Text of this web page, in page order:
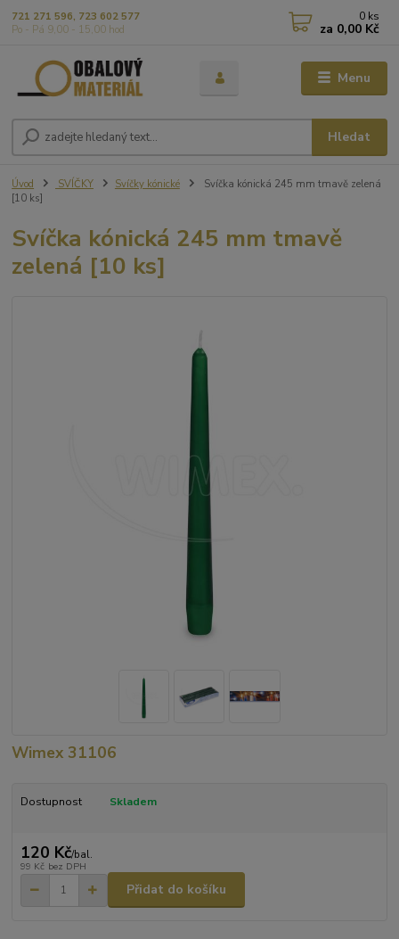
Menu
Hledat
721 271 596, 723 602 577
Po - Pá 9,00 - 15,00 hod
0 ks
za 0,00 Kč
Úvod SVÍČKY Svíčky kónické
Svíčka kónická 245 mm tmavě zelená
[10 ks]
Svíčka kónická 245 mm tmavě
zelená [10 ks]
Wimex 31106
Dostupnost Skladem
120 Kč/bal.
99 Kč bez DPH
Přidat do košíku